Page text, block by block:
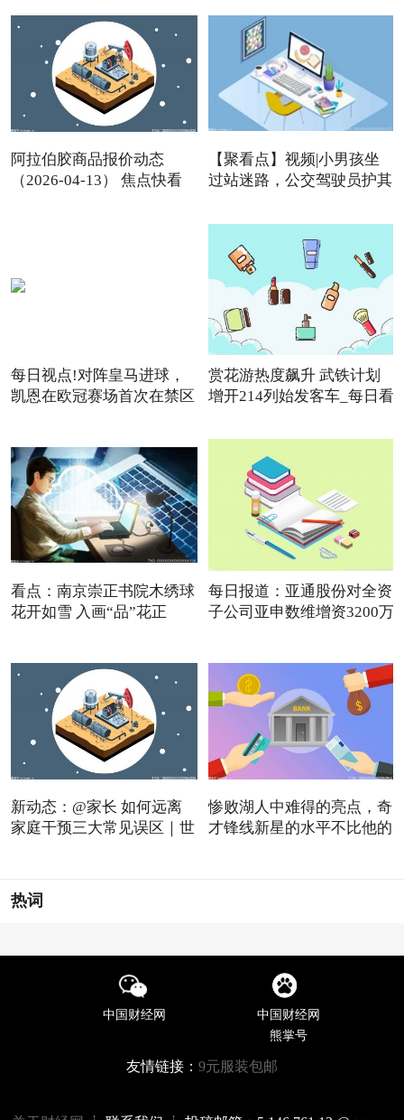
阿拉伯胶商品报价动态
（2026-04-13） 焦点快看
【聚看点】视频|小男孩坐
过站迷路，公交驾驶员护其
每日视点!对阵皇马进球，
凯恩在欧冠赛场首次在禁区
赏花游热度飙升 武铁计划
增开214列始发客车_每日看
看点：南京崇正书院木绣球
花开如雪 入画“品”花正
每日报道：亚通股份对全资
子公司亚申数维增资3200万
新动态：@家长 如何远离
家庭干预三大常见误区｜世
惨败湖人中难得的亮点，奇
才锋线新星的水平不比他的
热词
中国财经网
中国财经网
熊掌号
友情链接： 9元服装包邮